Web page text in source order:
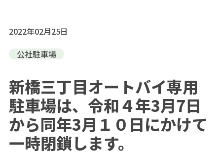
2022年02月25日
公社駐車場
新橋三丁目オートバイ専用
駐車場は、令和４年3月7日
から同年3月１０日にかけて
一時閉鎖します。